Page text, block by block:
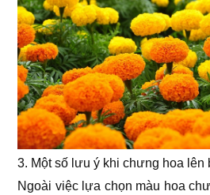
3. Một số lưu ý khi chưng hoa
Ngoài việc lựa chọn màu hoa